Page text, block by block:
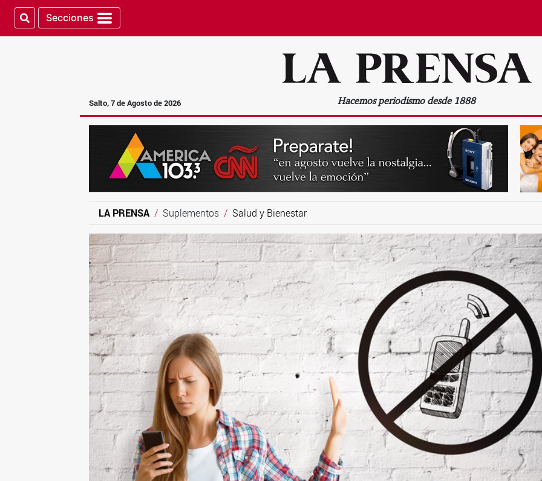
Secciones
Salto, 7 de Agosto de 2026 Hacemos periodismo desde 1888
LA PRENSA Suplementos Salud y Bienestar